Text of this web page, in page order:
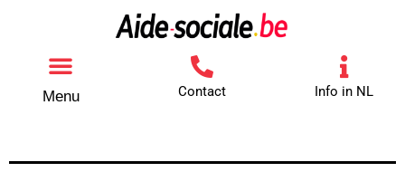
Menu Contact Info in NL